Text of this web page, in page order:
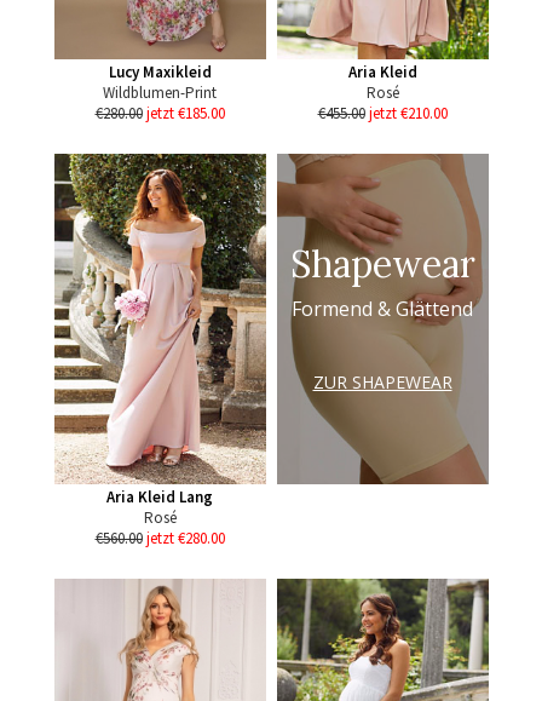
Lucy Maxikleid
Wildblumen-Print
€280.00 jetzt €185.00
Aria Kleid
Rosé
€455.00 jetzt €210.00
Aria Kleid Lang
Rosé
€560.00 jetzt €280.00
Shapewear
Formend & Glättend
ZUR SHAPEWEAR